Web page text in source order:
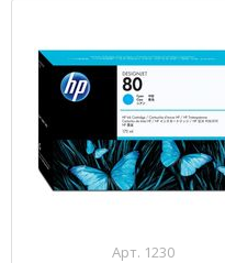
Арт. 1230